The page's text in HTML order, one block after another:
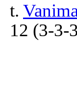
t.
12 (3-3-